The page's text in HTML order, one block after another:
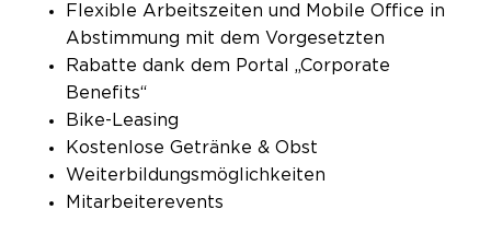
Flexible Arbeitszeiten und Mobile Office in
Abstimmung mit dem Vorgesetzten
Rabatte dank dem Portal „Corporate
Benefits“
Bike-Leasing
Kostenlose Getränke & Obst
Weiterbildungsmöglichkeiten
Mitarbeiterevents